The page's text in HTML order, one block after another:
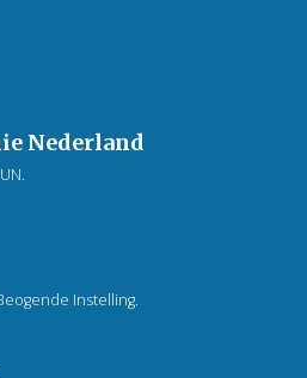
Nederland
Instelling.